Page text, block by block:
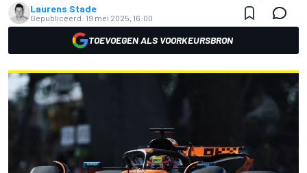
Laurens Stade
Gepubliceerd: 19 mei 2025, 16:00
TOEVOEGEN ALS VOORKEURSBRON